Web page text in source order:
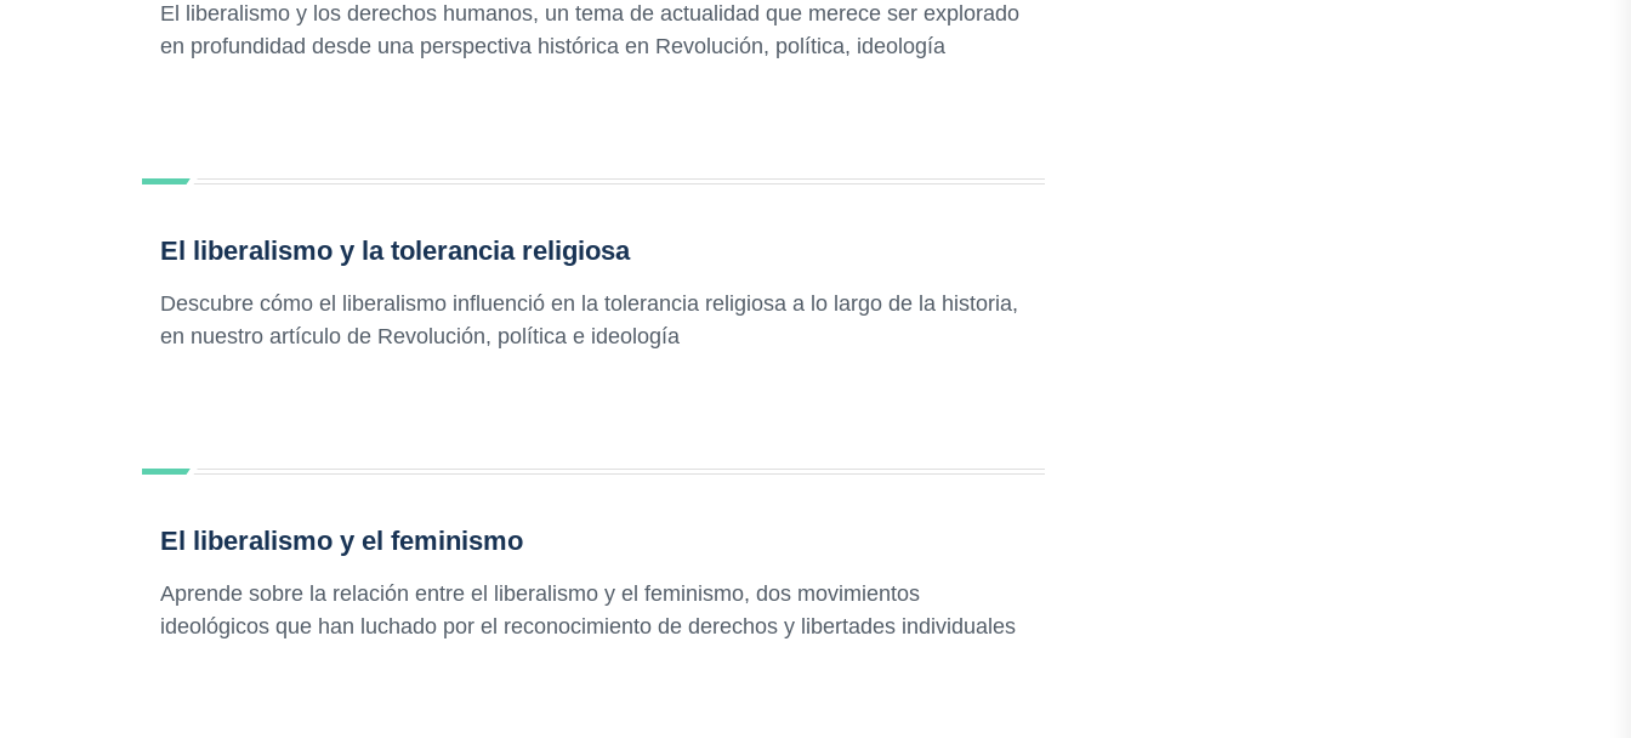
El liberalismo y los derechos humanos, un tema de actualidad que merece ser explorado
en profundidad desde una perspectiva histórica en Revolución, política, ideología
El liberalismo y la tolerancia religiosa
Descubre cómo el liberalismo influenció en la tolerancia religiosa a lo largo de la historia,
en nuestro artículo de Revolución, política e ideología
El liberalismo y el feminismo
Aprende sobre la relación entre el liberalismo y el feminismo, dos movimientos
ideológicos que han luchado por el reconocimiento de derechos y libertades individuales